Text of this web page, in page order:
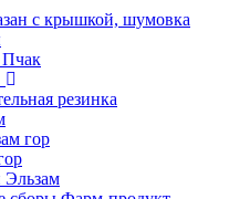
с крышкой, шумовка
Пчак
резинка
гор
Эльзам